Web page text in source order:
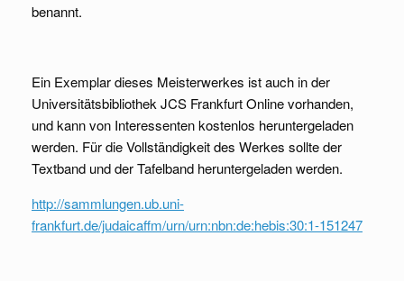
benannt.
Ein Exemplar dieses Meisterwerkes ist auch in der
Universitätsbibliothek JCS Frankfurt Online vorhanden,
und kann von Interessenten kostenlos heruntergeladen
werden. Für die Vollständigkeit des Werkes sollte der
Textband und der Tafelband heruntergeladen werden.
http://sammlungen.ub.uni-
frankfurt.de/judaicaffm/urn/urn:nbn:de:hebis:30:1-151247